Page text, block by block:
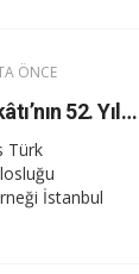
ÖNCE
İstanbul’da Kıbrıs Barış Harekâtı’nın 52. Yılı: Tarihsel Hafıza ve Gelecek Vizyonu
Türk
İstanbul